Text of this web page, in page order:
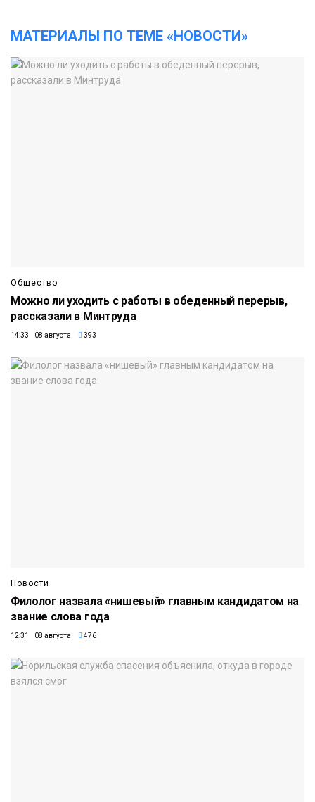
МАТЕРИАЛЫ ПО ТЕМЕ «НОВОСТИ»
Общество
Можно ли уходить с работы в обеденный перерыв,
рассказали в Минтруда
14:33 08 августа 393
Новости
Филолог назвала «нишевый» главным кандидатом на
звание слова года
12:31 08 августа 476